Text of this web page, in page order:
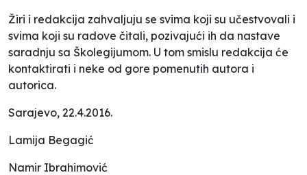
Žiri i redakcija zahvaljuju se svima koji su učestvovali i
svima koji su radove čitali, pozivajući ih da nastave
saradnju sa Školegijumom. U tom smislu redakcija će
kontaktirati i neke od gore pomenutih autora i
autorica.
Sarajevo, 22.4.2016.
Lamija Begagić
Namir Ibrahimović